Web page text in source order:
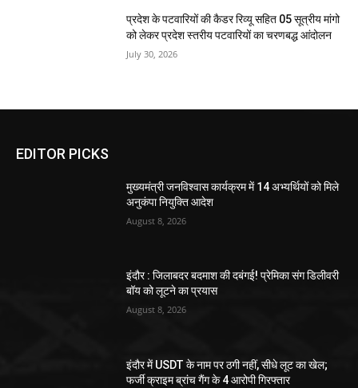
प्रदेश के पटवारियों की कैडर रिव्यू सहित 05 सूत्रीय मांगो
को लेकर प्रदेश स्तरीय पटवारियों का चरणबद्ध आंदोलन
July 30, 2026
EDITOR PICKS
मुख्यमंत्री जनविश्वास कार्यक्रम में 14 अभ्यर्थियों को मिले
अनुकंपा नियुक्ति आदेश
August 8, 2026
इंदौर : जिलाबदर बदमाश की दबंगई! प्रेमिका संग डिलीवरी
बॉय को लूटने का प्रयास
August 8, 2026
इंदौर में USDT के नाम पर ठगी नहीं, सीधे लूट का खेल;
फर्जी क्राइम ब्रांच गैंग के 4 आरोपी गिरफ्तार